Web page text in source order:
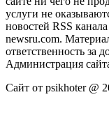
услуги не
новостей RSS
newsru.com.
ответственность за
Администрация
Сайт от psikhoter @